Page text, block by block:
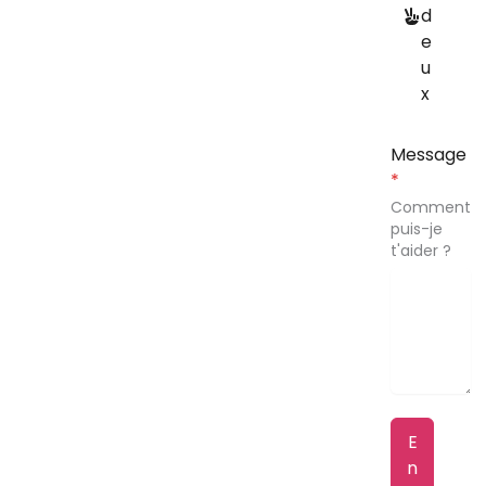
d
e
u
x
Message
*
Comment
puis-je
t'aider ?
E
n